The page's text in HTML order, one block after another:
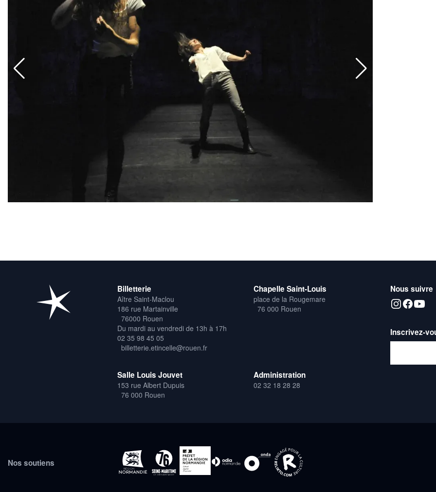
Billetterie
Aître Saint-Maclou
186 rue Martainville
76000 Rouen
Du mardi au vendredi de 13h à 17h
02 35 98 45 05
billetterie.etincelle@rouen.fr
Chapelle Saint-Louis
place de la Rougemare
76 000 Rouen
Salle Louis Jouvet
153 rue Albert Dupuis
76 000 Rouen
Administration
02 32 18 28 28
Nous suivre
Inscrivez-
Nos soutiens